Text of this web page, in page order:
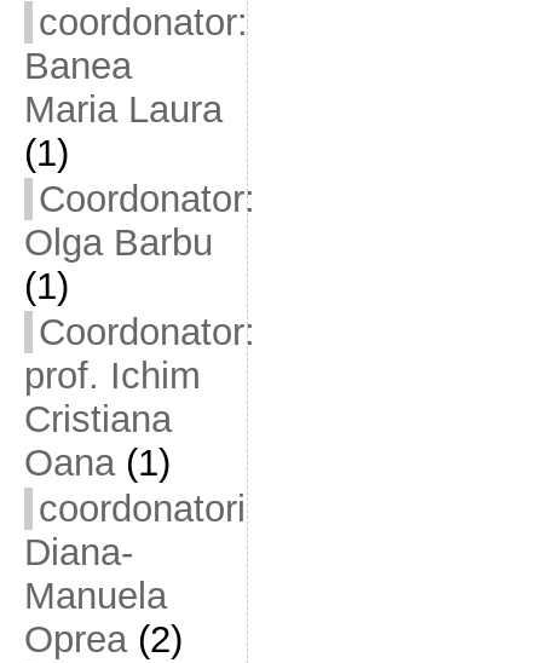
coordonator:
Banea
Maria Laura
(1)
Coordonator:
Olga Barbu
(1)
Coordonator:
prof. Ichim
Cristiana
Oana(1)
coordonatori
Diana-
Manuela
Oprea(2)